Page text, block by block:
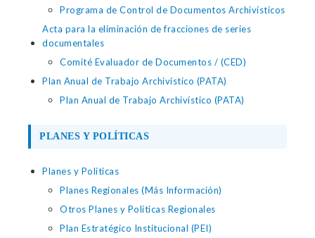
Programa de Control de Documentos Archivísticos
Acta para la eliminación de fracciones de series
documentales
Comité Evaluador de Documentos / (CED)
Plan Anual de Trabajo Archivístico (PATA)
Plan Anual de Trabajo Archivístico (PATA)
PLANES Y POLÍTICAS
Planes y Políticas
Planes Regionales (Más Información)
Otros Planes y Políticas Regionales
Plan Estratégico Institucional (PEI)